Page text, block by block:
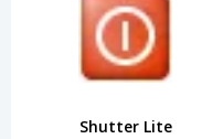
Shutter Lite